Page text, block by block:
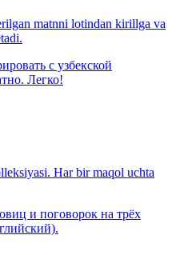
matnni lotindan kirillga va
с узбекской
Легко!
Har bir maqol uchta
и поговорок на трёх